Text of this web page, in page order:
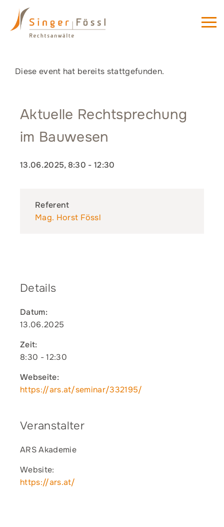
Diese event hat bereits stattgefunden.
Aktuelle Rechtsprechung
im Bauwesen
13.06.2025, 8:30 -12:30
Referent
Mag. Horst Fössl
Details
Datum:
13.06.2025
Zeit:
8:30 - 12:30
Webseite:
https://ars.at/seminar/332195/
Veranstalter
ARS Akademie
Website:
https://ars.at/